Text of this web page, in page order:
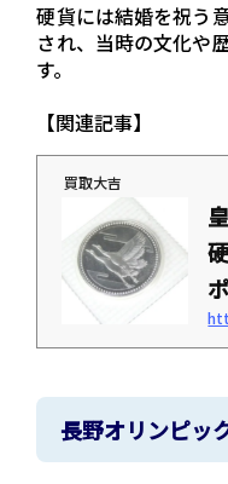
硬貨には結婚を祝う
され、当時の文化や
す。
【関連記事】
買取大吉
で高い注目を集め、豪華なデ
円硬貨の特徴や買取価格、高く
長野オリンピッ